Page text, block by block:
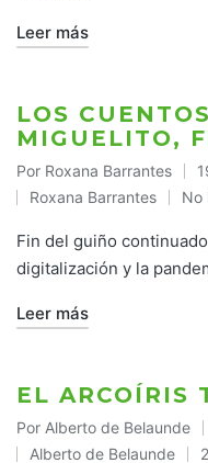
Leer más
LOS
MIGUELITO,
Publicado
por
Por Roxana Barrantes
Publicado
en
Roxana Barrantes No
Fin del guiño
digitalización y la
Leer más
EL ARCOÍRIS
Publicado
Por Alberto de Belaunde
Alberto de Belaunde